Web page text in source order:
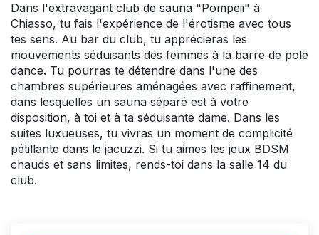
Dans l'extravagant club de sauna "Pompeii" à
Chiasso, tu fais l'expérience de l'érotisme avec tous
tes sens. Au bar du club, tu apprécieras les
mouvements séduisants des femmes à la barre de pole
dance. Tu pourras te détendre dans l'une des
chambres supérieures aménagées avec raffinement,
dans lesquelles un sauna séparé est à votre
disposition, à toi et à ta séduisante dame. Dans les
suites luxueuses, tu vivras un moment de complicité
pétillante dans le jacuzzi. Si tu aimes les jeux BDSM
chauds et sans limites, rends-toi dans la salle 14 du
club.